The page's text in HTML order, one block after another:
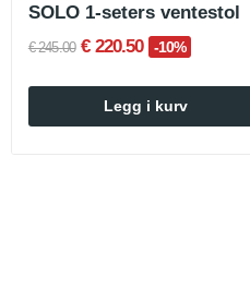
SOLO 1-seters ventestol
€ 245.00 € 220.50 -10%
Legg i kurv